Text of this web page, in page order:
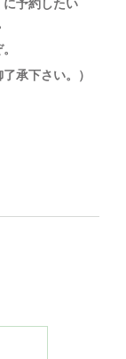
承下さい。）